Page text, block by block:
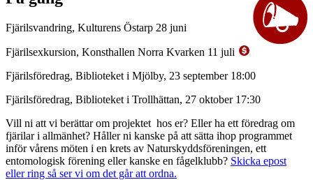
Fjärilsvandring, Kulturens Östarp 28 juni
Fjärilsexkursion, Konsthallen Norra Kvarken 11 juli
Fjärilsföredrag, Biblioteket i Mjölby, 23 september 18:00
Fjärilsföredrag, Biblioteket i Trollhättan, 27 oktober 17:30
Vill ni att vi berättar om projektet hos er? Eller ha ett föredrag om
fjärilar i allmänhet? Håller ni kanske på att sätta ihop programmet
inför vårens möten i en krets av Naturskyddsföreningen, ett
entomologisk förening eller kanske en fågelklubb? Skicka epost
eller ring så ser vi om det går att ordna.